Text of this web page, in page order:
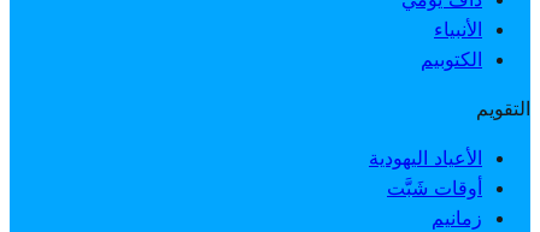
الأنبياء
الكتوبيم
التقويم
الأعياد اليهودية
أوقات شَبَّت
زمانيم